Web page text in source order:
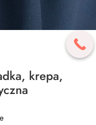
krepa,